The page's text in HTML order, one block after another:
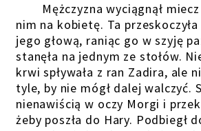
Mężczyzna wyciągnął
nim na kobietę. Ta
jego głową, raniąc go w szyję
stanęła na jednym ze stołów.
krwi spływała z ran Zadira, ale
tyle, by nie mógł dalej walczyć.
nienawiścią w oczy Morgi i
żeby poszła do Hary. Podbiegł